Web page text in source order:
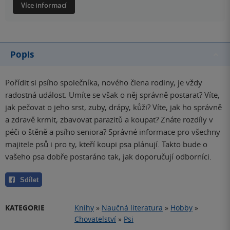
Více informací
Popis
Pořídit si psího společníka, nového člena rodiny, je vždy
radostná událost. Umíte se však o něj správně postarat? Víte,
jak pečovat o jeho srst, zuby, drápy, kůži? Víte, jak ho správně
a zdravě krmit, zbavovat parazitů a koupat? Znáte rozdíly v
péči o štěně a psího seniora? Správné informace pro všechny
majitele psů i pro ty, kteří koupi psa plánují. Takto bude o
vašeho psa dobře postaráno tak, jak doporučují odborníci.
Sdílet
KATEGORIE Knihy » Naučná literatura » Hobby »
Chovatelství » Psi